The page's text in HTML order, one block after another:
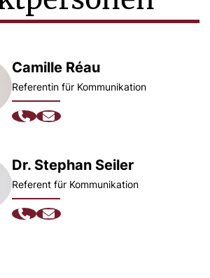
Camille Réau
Referentin für Kommunikation
Dr. Stephan Seiler
Referent für Kommunikation